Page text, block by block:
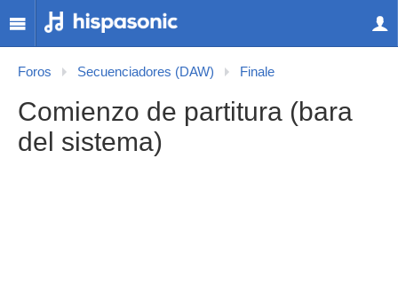
Foros Secuenciadores (DAW) Finale
Comienzo de partitura (bara
del sistema)